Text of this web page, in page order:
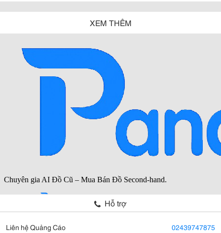
XEM THÊM
Hỗ trợ
Liên hệ Quảng Cáo 02439747875